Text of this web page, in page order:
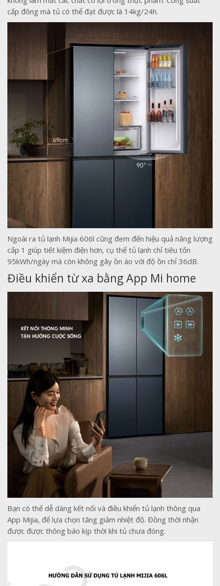
cấp đông mà tủ có thể đạt được là 14kg/24h.
Ngoài ra tủ lạnh Mijia 606l cũng đem đến hiệu quả năng lượng
cấp 1 giúp tiết kiệm điện hơn, cụ thể tủ lạnh chỉ tiêu tốn
95kWh/ngày mà còn không gây ồn ào với độ ồn chỉ 36dB.
Điều khiển từ xa bằng App Mi home
Bạn có thể dễ dàng kết nối và điều khiển tủ lạnh thông qua
App Mijia, để lựa chọn tăng giảm nhiệt độ. Đồng thời nhận
được được thông báo kịp thời khi tủ chưa đóng.